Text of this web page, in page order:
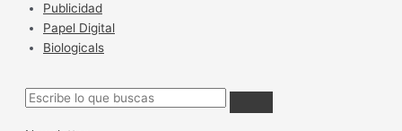
Publicidad
Papel Digital
Biologicals